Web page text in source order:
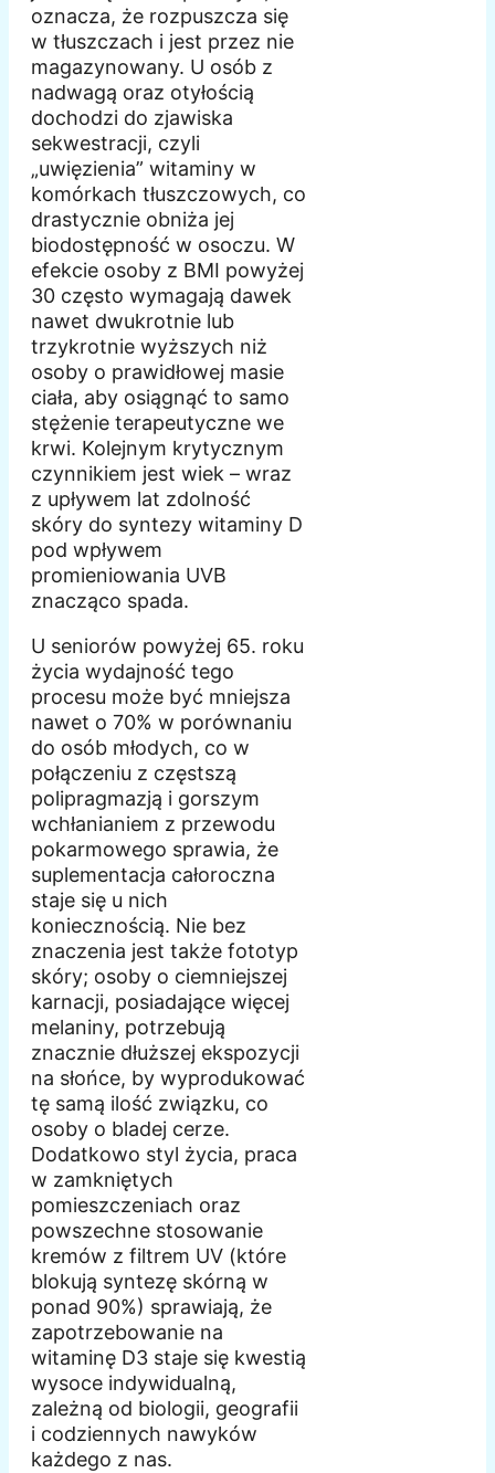
oznacza, że rozpuszcza się
w tłuszczach i jest przez nie
magazynowany. U osób z
nadwagą oraz otyłością
dochodzi do zjawiska
sekwestracji, czyli
„uwięzienia” witaminy w
komórkach tłuszczowych, co
drastycznie obniża jej
biodostępność w osoczu. W
efekcie osoby z BMI powyżej
30 często wymagają dawek
nawet dwukrotnie lub
trzykrotnie wyższych niż
osoby o prawidłowej masie
ciała, aby osiągnąć to samo
stężenie terapeutyczne we
krwi. Kolejnym krytycznym
czynnikiem jest wiek – wraz
z upływem lat zdolność
skóry do syntezy witaminy D
pod wpływem
promieniowania UVB
znacząco spada.
U seniorów powyżej 65. roku
życia wydajność tego
procesu może być mniejsza
nawet o 70% w porównaniu
do osób młodych, co w
połączeniu z częstszą
polipragmazją i gorszym
wchłanianiem z przewodu
pokarmowego sprawia, że
suplementacja całoroczna
staje się u nich
koniecznością. Nie bez
znaczenia jest także fototyp
skóry; osoby o ciemniejszej
karnacji, posiadające więcej
melaniny, potrzebują
znacznie dłuższej ekspozycji
na słońce, by wyprodukować
tę samą ilość związku, co
osoby o bladej cerze.
Dodatkowo styl życia, praca
w zamkniętych
pomieszczeniach oraz
powszechne stosowanie
kremów z filtrem UV (które
blokują syntezę skórną w
ponad 90%) sprawiają, że
zapotrzebowanie na
witaminę D3 staje się kwestią
wysoce indywidualną,
zależną od biologii, geografii
i codziennych nawyków
każdego z nas.